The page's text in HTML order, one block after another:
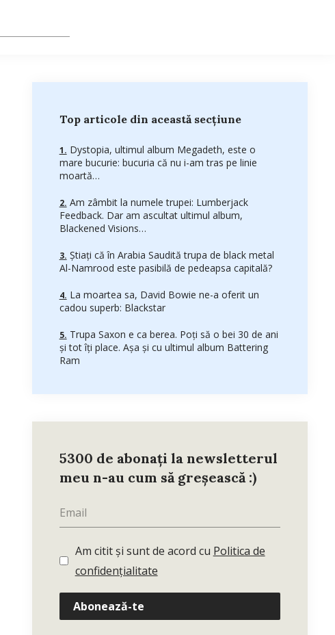
Top articole din această secțiune
Dystopia, ultimul album Megadeth, este o
mare bucurie: bucuria că nu i-am tras pe linie
moartă…
Am zâmbit la numele trupei: Lumberjack
Feedback. Dar am ascultat ultimul album,
Blackened Visions…
Știați că în Arabia Saudită trupa de black metal
Al-Namrood este pasibilă de pedeapsa capitală?
La moartea sa, David Bowie ne-a oferit un
cadou superb: Blackstar
Trupa Saxon e ca berea. Poți să o bei 30 de ani
și tot îți place. Așa și cu ultimul album Battering
Ram
5300 de abonați la newsletterul
meu n-au cum să greșească :)
Am citit și sunt de acord cu Politica de
confidențialitate
Abonează-te